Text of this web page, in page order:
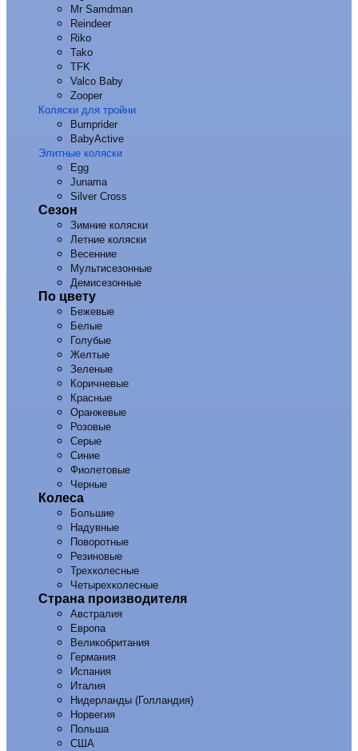
Mr Samdman
Reindeer
Riko
Tako
TFK
Valco Baby
Zooper
Коляски для тройни
Bumprider
BabyActive
Элитные коляски
Egg
Junama
Silver Cross
Сезон
Зимние коляски
Летние коляски
Весенние
Мультисезонные
Демисезонные
По цвету
Бежевые
Белые
Голубые
Желтые
Зеленые
Коричневые
Красные
Оранжевые
Розовые
Серые
Синие
Фиолетовые
Черные
Колеса
Большие
Надувные
Поворотные
Резиновые
Трехколесные
Четырехколесные
Страна производителя
Австралия
Европа
Великобритания
Германия
Испания
Италия
Нидерланды (Голландия)
Норвегия
Польша
США